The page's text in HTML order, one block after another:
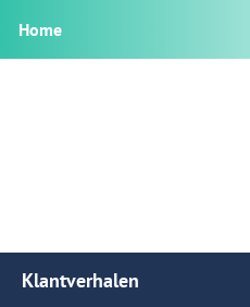
Home
Klantverhalen